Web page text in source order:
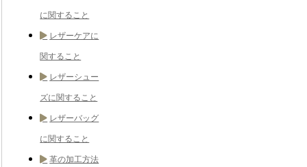
に関すること
レザーケアに
関すること
レザーシュー
ズに関すること
レザーバッグ
に関すること
革の加工方法